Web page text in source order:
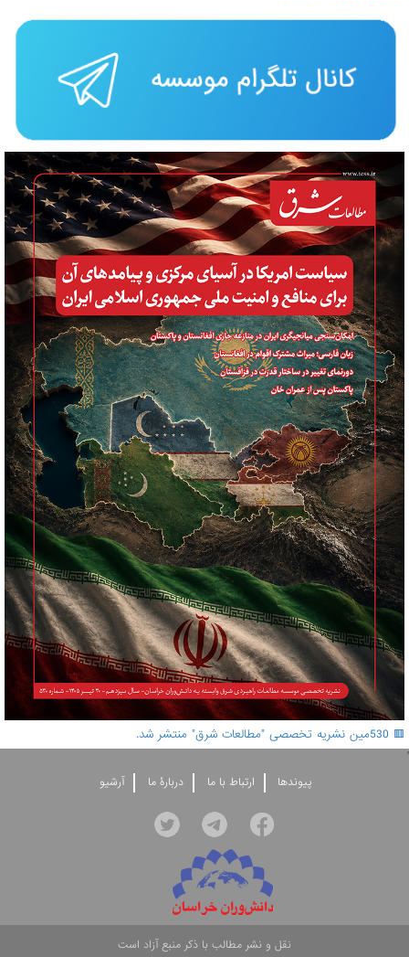
🟥 530مین نشریه تخصصی "مطالعات شرق" منتشر شد.
'
پيوندها ارتباط با ما دربارۀ ما آرشيو
نقل و نشر مطالب با ذکر منبع آزاد است